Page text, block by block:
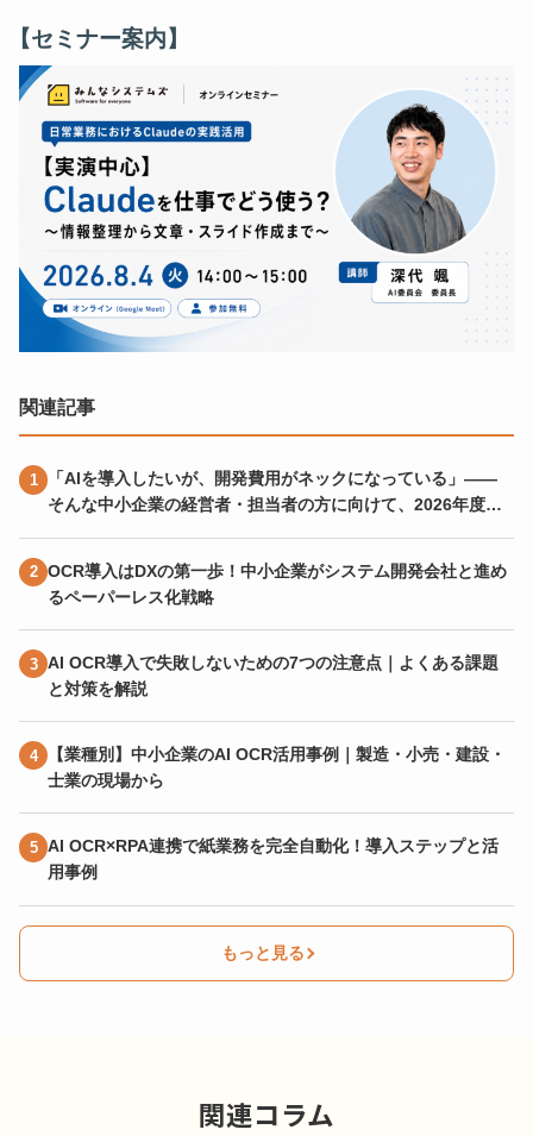
【セミナー案内】
関連記事
「AIを導入したいが、開発費用がネックになっている」——
そんな中小企業の経営者・担当者の方に向けて、2026年度に
OCR導入はDXの第一歩！中小企業がシステム開発会社と進め
るペーパーレス化戦略
AI OCR導入で失敗しないための7つの注意点｜よくある課題
と対策を解説
【業種別】中小企業のAI OCR活用事例｜製造・小売・建設・
士業の現場から
AI OCR×RPA連携で紙業務を完全自動化！導入ステップと活
用事例
もっと見る
関連コラム